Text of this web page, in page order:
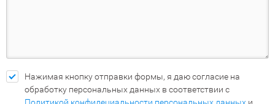
Нажимая кнопку отправки формы, я даю согласие на
обработку персональных данных в соответствии с